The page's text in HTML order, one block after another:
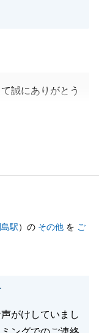
誠にありがとう
指摘をいただき
たら、お気軽に
駅）の その他 を ご
がけしていまし